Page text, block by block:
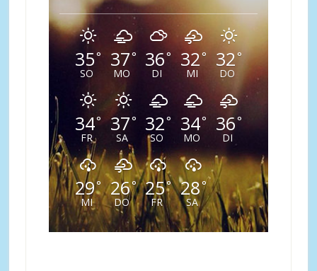
35°
SO
37°
MO
36°
DI
32°
MI
32°
DO
34°
FR
37°
SA
32°
SO
34°
MO
36°
DI
29°
MI
26°
DO
25°
FR
28°
SA